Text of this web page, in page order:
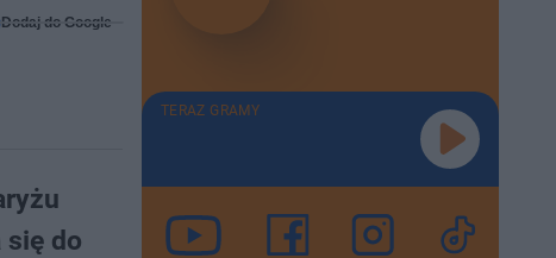
Dodaj do Google
się do
TERAZ GRAMY